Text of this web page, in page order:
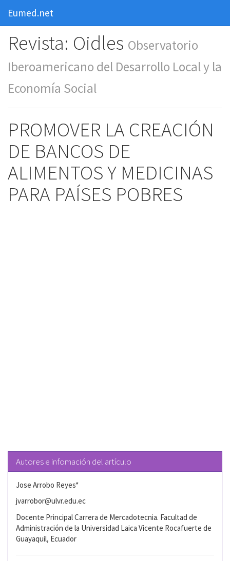
Eumed.net
Revista: Oidles Observatorio
Iberoamericano del Desarrollo Local y la
Economía Social
PROMOVER LA CREACIÓN
DE BANCOS DE
ALIMENTOS Y MEDICINAS
PARA PAÍSES POBRES
Autores e infomación del artículo
Jose Arrobo Reyes*
jvarrobor@ulvr.edu.ec
Docente Principal Carrera de Mercadotecnia. Facultad de
Administración de la Universidad Laica Vicente Rocafuerte de
Guayaquil, Ecuador